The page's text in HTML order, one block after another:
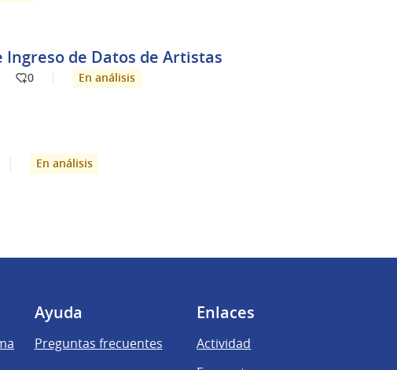
Ingreso de Datos de Artistas
0 En análisis
En análisis
Ayuda
Preguntas frecuentes
Enlaces
Actividad